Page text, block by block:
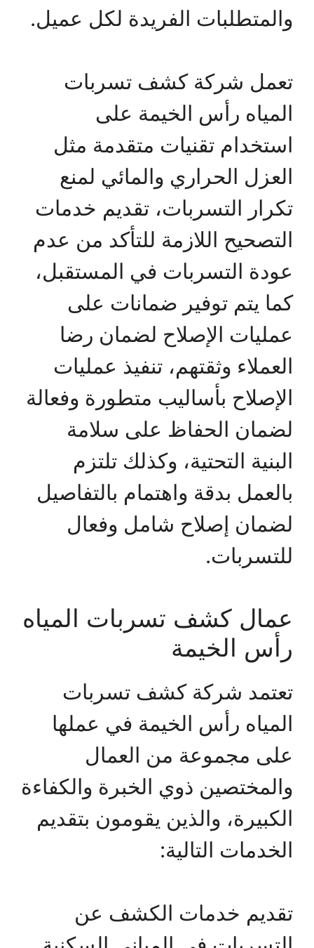
والمتطلبات الفريدة لكل عميل.
تعمل شركة كشف تسربات
المياه رأس الخيمة على
استخدام تقنيات متقدمة مثل
العزل الحراري والمائي لمنع
تكرار التسربات، تقديم خدمات
التصحيح اللازمة للتأكد من عدم
عودة التسربات في المستقبل،
كما يتم توفير ضمانات على
عمليات الإصلاح لضمان رضا
العملاء وثقتهم، تنفيذ عمليات
الإصلاح بأساليب متطورة وفعالة
لضمان الحفاظ على سلامة
البنية التحتية، وكذلك تلتزم
بالعمل بدقة واهتمام بالتفاصيل
لضمان إصلاح شامل وفعال
للتسربات.
عمال كشف تسربات المياه
رأس الخيمة
تعتمد شركة كشف تسربات
المياه رأس الخيمة في عملها
على مجموعة من العمال
والمختصين ذوي الخبرة والكفاءة
الكبيرة، والذين يقومون بتقديم
الخدمات التالية:
تقديم خدمات الكشف عن